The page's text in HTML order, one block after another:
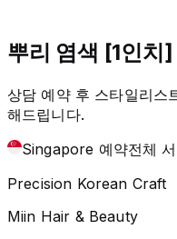
뿌리 염색 [1인치
상담 예약 후 스타일리스
해드립니다.
Singapore 예약전체
Precision Korean Craft
Miin Hair & Beauty